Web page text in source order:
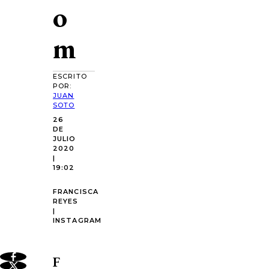
o
m
ESCRITO
POR:
JUAN
SOTO
26
DE
JULIO
2020
|
19:02
FRANCISCA
REYES
|
INSTAGRAM
F